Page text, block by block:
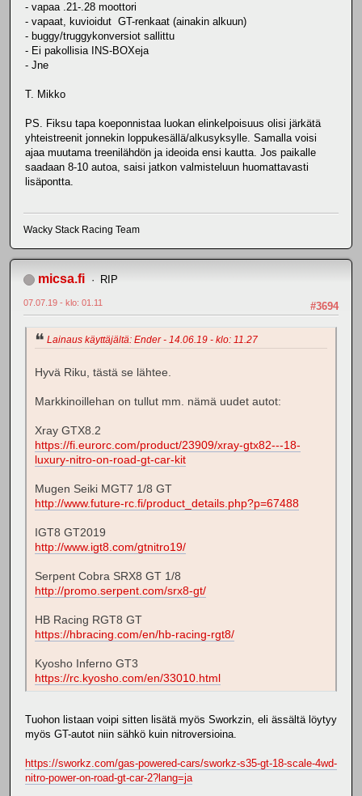
- vapaa .21-.28 moottori
- vapaat, kuvioidut GT-renkaat (ainakin alkuun)
- buggy/truggykonversiot sallittu
- Ei pakollisia INS-BOXeja
- Jne
T. Mikko
PS. Fiksu tapa koeponnistaa luokan elinkelpoisuus olisi järkätä
yhteistreenit jonnekin loppukesällä/alkusyksylle. Samalla voisi
ajaa muutama treenilähdön ja ideoida ensi kautta. Jos paikalle
saadaan 8-10 autoa, saisi jatkon valmisteluun huomattavasti
lisäpontta.
Wacky Stack Racing Team
micsa.fi RIP
#3694
07.07.19 - klo: 01.11
Lainaus käyttäjältä: Ender - 14.06.19 - klo: 11.27
Hyvä Riku, tästä se lähtee.
Markkinoillehan on tullut mm. nämä uudet autot:
Xray GTX8.2
https://fi.eurorc.com/product/23909/xray-gtx82---18-
luxury-nitro-on-road-gt-car-kit
Mugen Seiki MGT7 1/8 GT
http://www.future-rc.fi/product_details.php?p=67488
IGT8 GT2019
http://www.igt8.com/gtnitro19/
Serpent Cobra SRX8 GT 1/8
http://promo.serpent.com/srx8-gt/
HB Racing RGT8 GT
https://hbracing.com/en/hb-racing-rgt8/
Kyosho Inferno GT3
https://rc.kyosho.com/en/33010.html
Tuohon listaan voipi sitten lisätä myös Sworkzin, eli ässältä löytyy
myös GT-autot niin sähkö kuin nitroversioina.
https://sworkz.com/gas-powered-cars/sworkz-s35-gt-18-scale-4wd-
nitro-power-on-road-gt-car-2?lang=ja